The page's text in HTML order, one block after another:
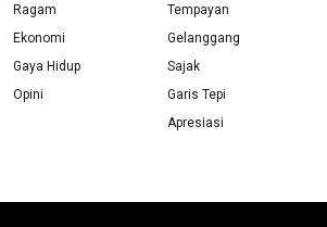
Ragam
Ekonomi
Gaya Hidup
Opini
Tempayan
Gelanggang
Sajak
Garis Tepi
Apresiasi